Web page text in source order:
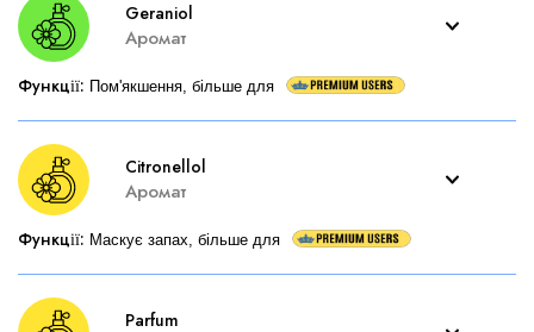
Geraniol
Аромат
Функції: Пом'якшення, більше для
Citronellol
Аромат
Функції: Маскує запах, більше для
Parfum